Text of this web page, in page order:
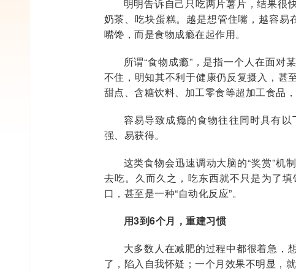
明明告诉自己只吃两片薯片，结果很
奶茶、吃块蛋糕。越是想管住嘴，越容易
嘴馋，而是食物成瘾在起作用。
所谓“食物成瘾”，是指一个人在面对
不住，明知其不利于健康仍反复摄入，甚
甜点、含糖饮料、加工零食等超加工食品
容易导致成瘾的食物往往同时具有
强、易获得。
这类食物会迅速调动大脑的“奖赏”机
去吃。久而久之，吃东西就不只是为了
口，甚至是一种“自动化反应”。
用3到6个月，重建习惯
大多数人在减肥的过程中都很着急，
了，陷入自我怀疑；一个月效果不明显，就